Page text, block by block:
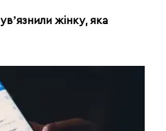
жінку, яка